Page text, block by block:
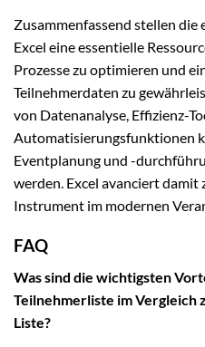
Zusammenfassend stellen
Excel eine essentielle
Prozesse zu optimieren und
Teilnehmerdaten zu
von Datenanalyse, Effizienz-
Automatisierungsfunktionen
Eventplanung und -
werden. Excel avanciert damit
Instrument im modernen
FAQ
Was sind die wichtigsten
Teilnehmerliste im Vergleich
Liste?